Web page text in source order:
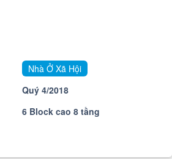
Nhà Ở Xã Hội
Quý 4/2018
6 Block cao 8 tầng